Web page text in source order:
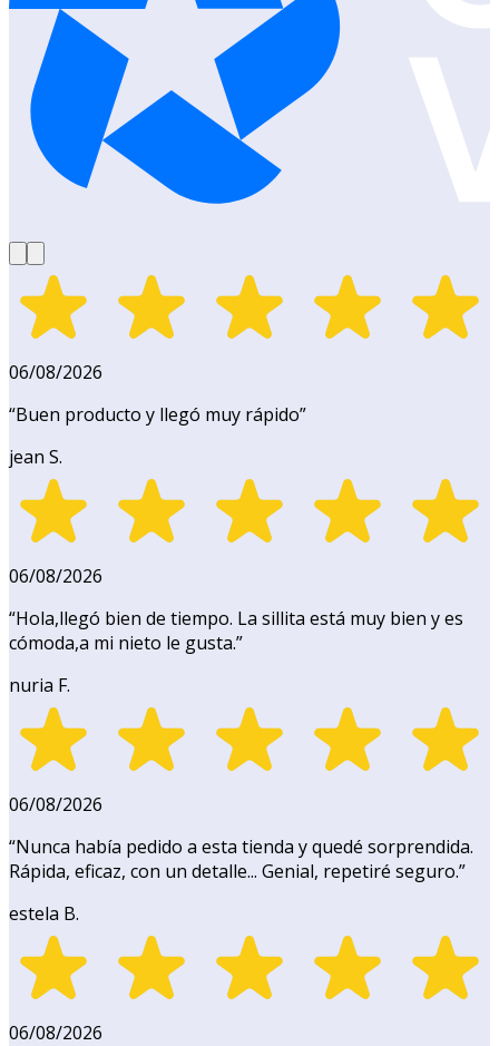
06/08/2026
“Buen producto y llegó muy rápido”
jean S.
06/08/2026
“Hola,llegó bien de tiempo. La sillita está muy bien y es
cómoda,a mi nieto le gusta.”
nuria F.
06/08/2026
“Nunca había pedido a esta tienda y quedé sorprendida.
Rápida, eficaz, con un detalle... Genial, repetiré seguro.”
estela B.
06/08/2026